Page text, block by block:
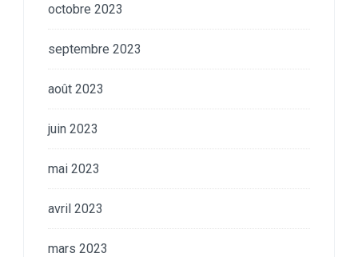
octobre 2023
septembre 2023
août 2023
juin 2023
mai 2023
avril 2023
mars 2023